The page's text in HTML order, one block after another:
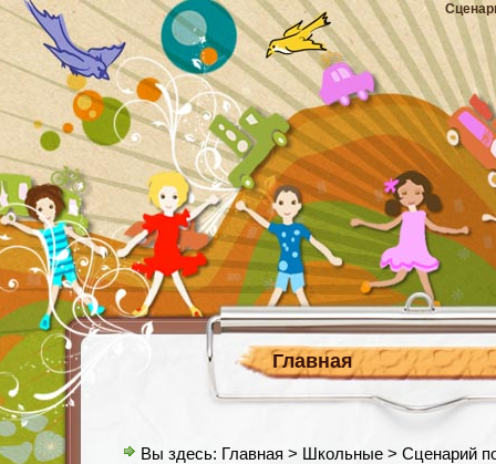
Главная
Вы здесь: Главная > Школьные > Сценарий